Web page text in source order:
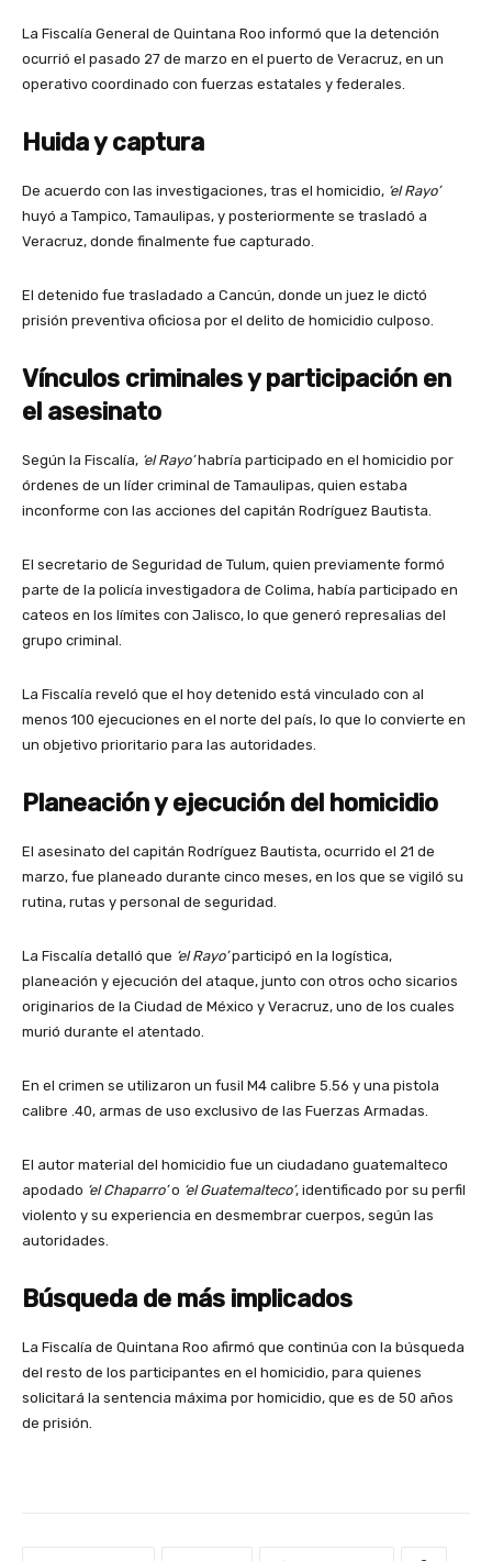
La Fiscalía General de Quintana Roo informó que la detención
ocurrió el pasado 27 de marzo en el puerto de Veracruz, en un
operativo coordinado con fuerzas estatales y federales.
Huida y captura
De acuerdo con las investigaciones, tras el homicidio, ‘el Rayo’
huyó a Tampico, Tamaulipas, y posteriormente se trasladó a
Veracruz, donde finalmente fue capturado.
El detenido fue trasladado a Cancún, donde un juez le dictó
prisión preventiva oficiosa por el delito de homicidio culposo.
Vínculos criminales y participación en
el asesinato
Según la Fiscalía, ‘el Rayo’habría participado en el homicidio por
órdenes de un líder criminal de Tamaulipas, quien estaba
inconforme con las acciones del capitán Rodríguez Bautista.
El secretario de Seguridad de Tulum, quien previamente formó
parte de la policía investigadora de Colima, había participado en
cateos en los límites con Jalisco, lo que generó represalias del
grupo criminal.
La Fiscalía reveló que el hoy detenido está vinculado con al
menos 100 ejecuciones en el norte del país, lo que lo convierte en
un objetivo prioritario para las autoridades.
Planeación y ejecución del homicidio
El asesinato del capitán Rodríguez Bautista, ocurrido el 21 de
marzo, fue planeado durante cinco meses, en los que se vigiló su
rutina, rutas y personal de seguridad.
La Fiscalía detalló que ‘el Rayo’participó en la logística,
planeación y ejecución del ataque, junto con otros ocho sicarios
originarios de la Ciudad de México y Veracruz, uno de los cuales
murió durante el atentado.
En el crimen se utilizaron un fusil M4 calibre 5.56 y una pistola
calibre .40, armas de uso exclusivo de las Fuerzas Armadas.
El autor material del homicidio fue un ciudadano guatemalteco
apodado ‘el Chaparro’o ‘el Guatemalteco’, identificado por su perfil
violento y su experiencia en desmembrar cuerpos, según las
autoridades.
Búsqueda de más implicados
La Fiscalía de Quintana Roo afirmó que continúa con la búsqueda
del resto de los participantes en el homicidio, para quienes
solicitará la sentencia máxima por homicidio, que es de 50 años
de prisión.